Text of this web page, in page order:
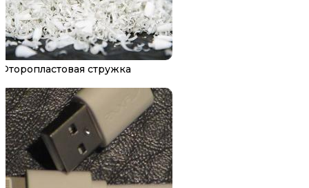
Фторопластовая стружка